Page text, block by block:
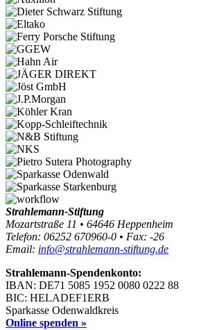
Strahlemann-Stiftung
Mozartstraße 11 • 64646 Heppenheim
Telefon: 06252 670960-0 • Fax: -26
Email: info@strahlemann-stiftung.de
Strahlemann-Spendenkonto:
IBAN: DE71 5085 1952 0080 0222 88
BIC: HELADEF1ERB
Sparkasse Odenwaldkreis
Online spenden »